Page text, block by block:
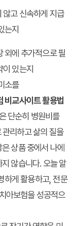
않고 신속하게 지급
는지
외에 추가적으로 필
있는지
소를
비교사이트 활용법
단순히 병원비를
리하고 삶의 질을
상품 중에서 나에
않습니다. 오늘 알
하게 활용하고, 전문
아보험을 성공적으